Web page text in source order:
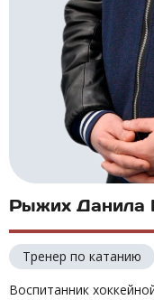
Рыжих Данила
Тренер по катанию
Воспитанник